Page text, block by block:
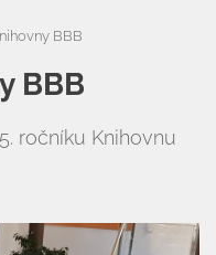
BBB
BBB
ročníku Knihovnu